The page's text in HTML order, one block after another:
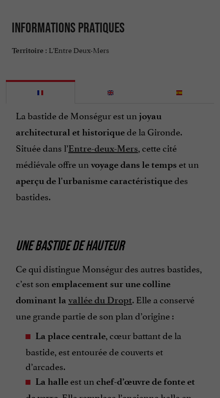
Informations pratiques
Territoire : L'Entre Deux-Mers
La bastide de Monségur est un joyau
architectural et historiquede la Gironde.
Située dans l’Entre-deux-Mers, cette cité
médiévale offre un voyage dans le temps et un
aperçu de l'urbanisme caractéristiquedes
bastides.
UNE BASTIDE DE HAUTEUR
Ce qui distingue Monségur des autres bastides,
c’est son emplacement sur une colline
dominant la vallée du Dropt. Elle a conservé
une grande partie de son plan d’origine :
La place centrale, cœur battant de la
bastide, est entourée de couverts et
d’arcades.
La halle est un chef-d’œuvre de fonte et